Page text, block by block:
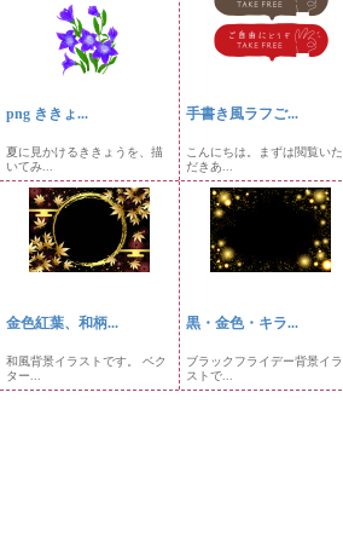
png ききょ...
夏に見かけるききょうを、描
いてみ...
手書き風ラフご...
こんにちは。まずは閲覧いた
だきあ...
金色紅葉、和柄...
和風背景イラストです。 ベク
ター...
黒・金色・キラ...
ブラックフライデー背景イラ
ストで...